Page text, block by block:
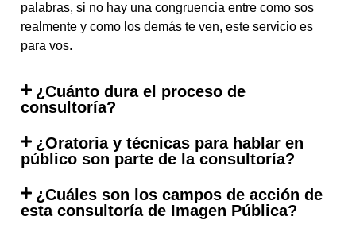
palabras, si no hay una congruencia entre como sos
realmente y como los demás te ven, este servicio es
para vos.
¿Cuánto dura el proceso de
consultoría?
¿Oratoria y técnicas para hablar en
público son parte de la consultoría?
¿Cuáles son los campos de acción de
esta consultoría de Imagen Pública?